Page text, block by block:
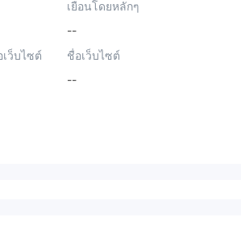
เยือนโดยหลักๆ
--
ว็บไซต์
ชื่อเว็บไซต์
--